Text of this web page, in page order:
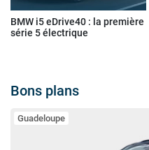
BMW i5 eDrive40 : la première
série 5 électrique
Bons plans
Guadeloupe